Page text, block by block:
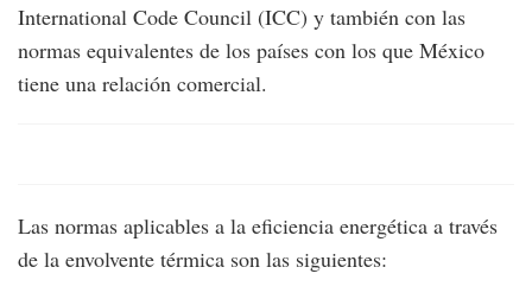
International Code Council (ICC) y también con las
normas equivalentes de los países con los que México
tiene una relación comercial.
Las normas aplicables a la eficiencia energética a través
de la envolvente térmica son las siguientes: